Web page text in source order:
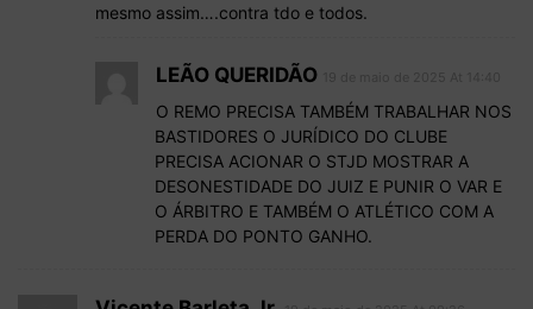
mesmo assim….contra tdo e todos.
LEÃO QUERIDÃO
O REMO PRECISA TAMBÉM TRABALHAR NOS
BASTIDORES O JURÍDICO DO CLUBE
PRECISA ACIONAR O STJD MOSTRAR A
DESONESTIDADE DO JUIZ E PUNIR O VAR E
O ÁRBITRO E TAMBÉM O ATLÉTICO COM A
PERDA DO PONTO GANHO.